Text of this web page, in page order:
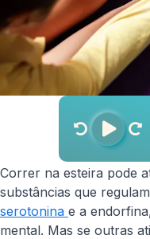
Correr na esteira pode
substâncias que
serotonina e a
mental. Mas se outras